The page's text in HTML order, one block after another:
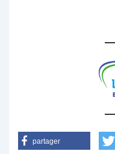
partager